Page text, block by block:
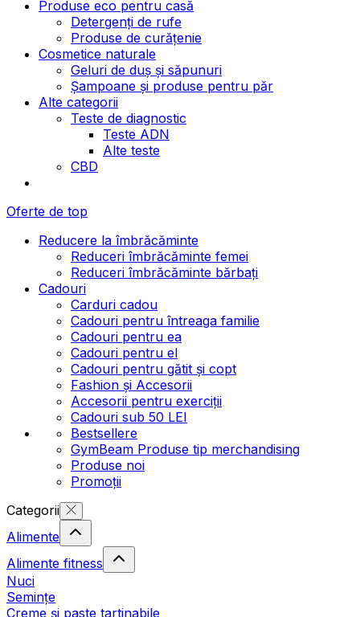
Produse eco pentru casă
Detergenți de rufe
Produse de curățenie
Cosmetice naturale
Geluri de duș și săpunuri
Șampoane și produse pentru păr
Alte categorii
Teste de diagnostic
Teste ADN
Alte teste
CBD
Oferte de top
Reducere la îmbrăcăminte
Reduceri îmbrăcăminte femei
Reduceri îmbrăcăminte bărbați
Cadouri
Carduri cadou
Cadouri pentru întreaga familie
Cadouri pentru ea
Cadouri pentru el
Cadouri pentru gătit și copt
Fashion și Accesorii
Accesorii pentru exerciții
Cadouri sub 50 LEI
Bestsellere
GymBeam Produse tip merchandising
Produse noi
Promoții
Categorii
Alimente
Alimente fitness
Nuci
Semințe
Creme și paste tartinabile